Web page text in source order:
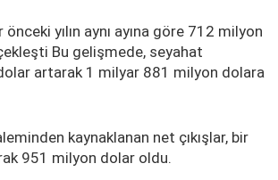
yılın aynı ayına göre 712 milyon
Bu gelişmede, seyahat
artarak 1 milyar 881 milyon dolara
kaynaklanan net çıkışlar, bir
951 milyon dolar oldu.